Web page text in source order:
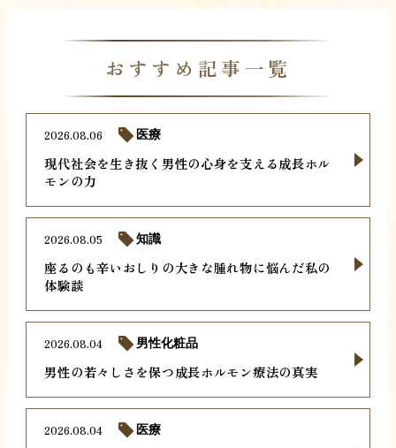
おすすめ記事一覧
現代社会を生き抜く男性の心身を支える成長ホル
モンの力
2026.08.06 医療
座るのも辛いおしりの大きな腫れ物に悩んだ私の
体験談
2026.08.05 知識
男性の若々しさを保つ成長ホルモン療法の真実
2026.08.04 男性化粧品
2026.08.04 医療